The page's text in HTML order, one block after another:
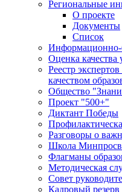
Региональные
О проекте
Документы
Список
Информационно-
Оценка качества
Реестр
качеством
Общество
Проект "500+"
Диктант Победы
Разговоры о
Школа
Флагманы
Методическая
Совет
Кадровый резерв